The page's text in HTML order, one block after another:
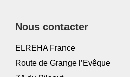
Nous contacter
ELREHA France
Route de Grange l’Evêque